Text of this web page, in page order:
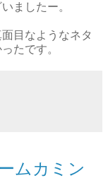
ましたー。
目なようなネタ
たです。
ムカミン